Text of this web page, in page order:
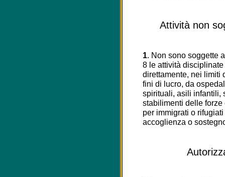
Attività non
1. Non sono soggette
8 le attività
direttamente, nei limiti
fini di lucro, da
spirituali, asili infantili,
stabilimenti delle
per immigrati o
accoglienza o